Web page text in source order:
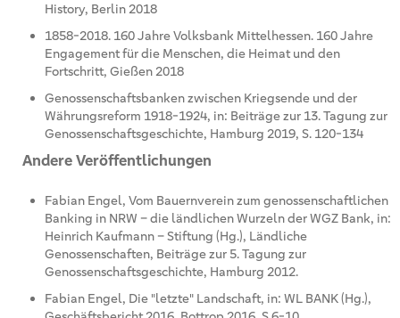
History, Berlin 2018
1858-2018. 160 Jahre Volksbank Mittelhessen. 160 Jahre
Engagement für die Menschen, die Heimat und den
Fortschritt, Gießen 2018
Genossenschaftsbanken zwischen Kriegsende und der
Währungsreform 1918-1924, in: Beiträge zur 13. Tagung zur
Genossenschaftsgeschichte, Hamburg 2019, S. 120-134
Andere Veröffentlichungen
Fabian Engel, Vom Bauernverein zum genossenschaftlichen
Banking in NRW – die ländlichen Wurzeln der WGZ Bank, in:
Heinrich Kaufmann – Stiftung (Hg.), Ländliche
Genossenschaften, Beiträge zur 5. Tagung zur
Genossenschaftsgeschichte, Hamburg 2012.
Fabian Engel, Die "letzte" Landschaft, in: WL BANK (Hg.),